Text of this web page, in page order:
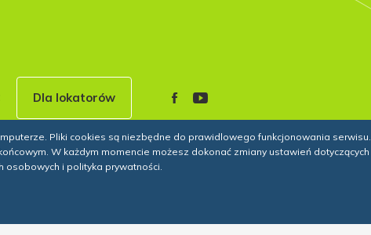
Dla lokatorów
Pliki cookies są niezbędne do prawidlowego funkcjonowania serwisu.
W każdym momencie możesz dokonać zmiany ustawień dotyczących
osobowych i polityka prywatności.